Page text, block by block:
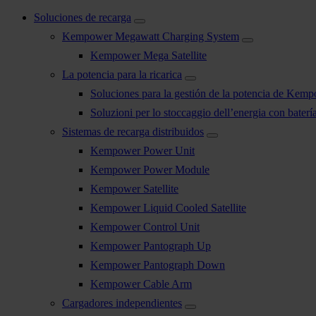
Soluciones de recarga
Kempower Megawatt Charging System
Kempower Mega Satellite
La potencia para la ricarica
Soluciones para la gestión de la potencia de
Soluzioni per lo stoccaggio dell’energia con
Sistemas de recarga distribuidos
Kempower Power Unit
Kempower Power Module
Kempower Satellite
Kempower Liquid Cooled Satellite
Kempower Control Unit
Kempower Pantograph Up
Kempower Pantograph Down
Kempower Cable Arm
Cargadores independientes